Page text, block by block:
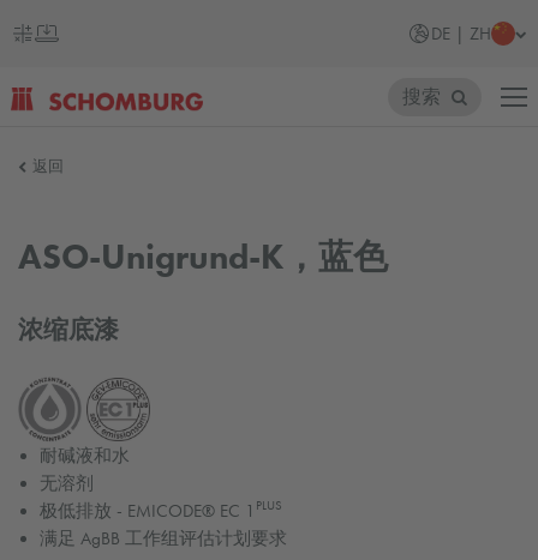
DE | ZH
国
搜索
返回
ASO-Unigrund-K，蓝色
浓缩底漆
耐碱液和水
无溶剂
极低排放 - EMICODE® EC 1 PLUS
满足 AgBB 工作组评估计划要求